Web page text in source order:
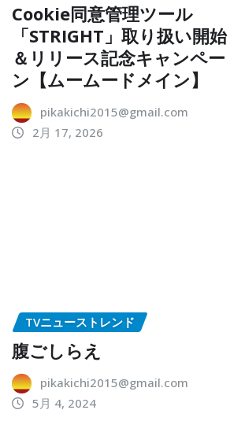
Cookie同意管理ツール
「STRIGHT」取り扱い開始
＆リリース記念キャンペー
ン【ムームードメイン】
pikakichi2015@gmail.com
2月 17, 2026
TVニューストレンド
腹ごしらえ
pikakichi2015@gmail.com
5月 4, 2024